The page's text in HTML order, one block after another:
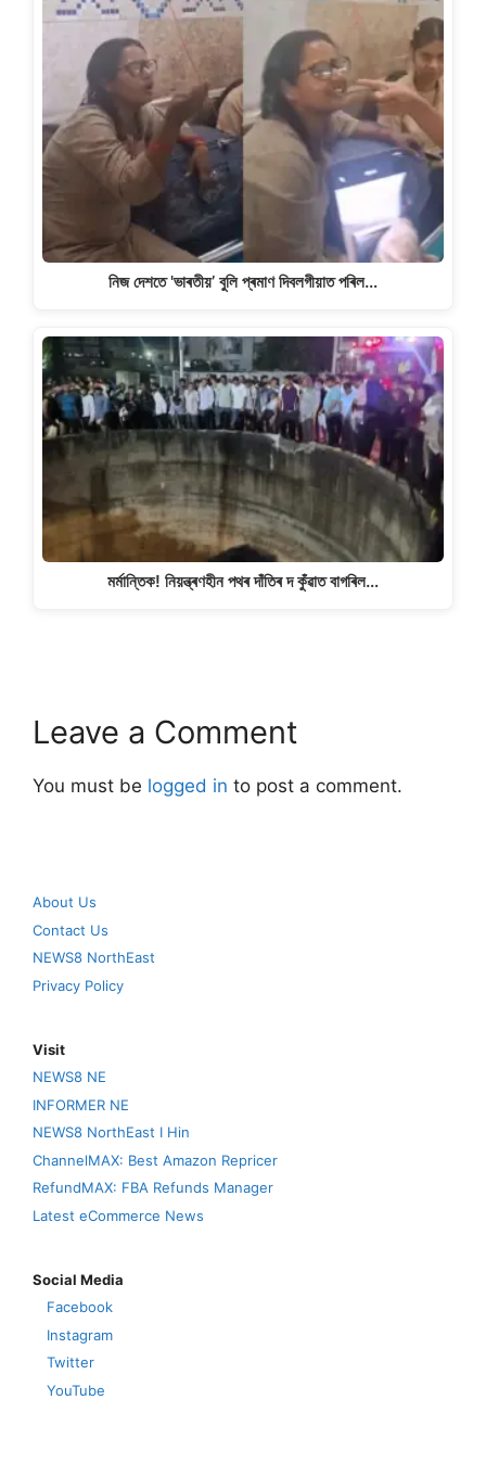
নিজ দেশতে 'ভাৰতীয়’ বুলি প্ৰমাণ দিবলগীয়াত পৰিল…
মৰ্মান্তিক! নিয়ন্ত্ৰণহীন পথৰ দাঁতিৰ দ কুঁৱাত বাগৰিল…
Leave a Comment
You must be logged in to post a comment.
About Us
Contact Us
NEWS8 NorthEast
Privacy Policy
Visit
NEWS8 NE
INFORMER NE
NEWS8 NorthEast I Hin
ChannelMAX: Best Amazon Repricer
RefundMAX: FBA Refunds Manager
Latest eCommerce News
Social Media
Facebook
Instagram
Twitter
YouTube